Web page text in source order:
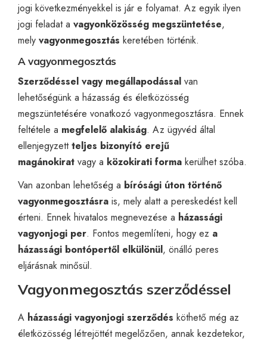
jogi következményekkel is jár e folyamat. Az egyik ilyen
jogi feladat a vagyonközösség megszüntetése,
mely vagyonmegosztás keretében történik.
A vagyonmegosztás
Szerződéssel vagy megállapodással van
lehetőségünk a házasság és életközösség
megszüntetésére vonatkozó vagyonmegosztásra. Ennek
feltétele a megfelelő alakiság. Az ügyvéd által
ellenjegyzettteljes bizonyító erejű
magánokirat vagy a közokirati forma kerülhet szóba.
Van azonban lehetőség a bírósági úton történő
vagyonmegosztásra is, mely alatt a pereskedést kell
érteni. Ennek hivatalos megnevezése a házassági
vagyonjogi per. Fontos megemlíteni, hogy ez a
házassági bontópertől elkülönül, önálló peres
eljárásnak minősül.
Vagyonmegosztás szerződéssel
A házassági vagyonjogi szerződés köthető még az
életközösség létrejöttét megelőzően, annak kezdetekor,